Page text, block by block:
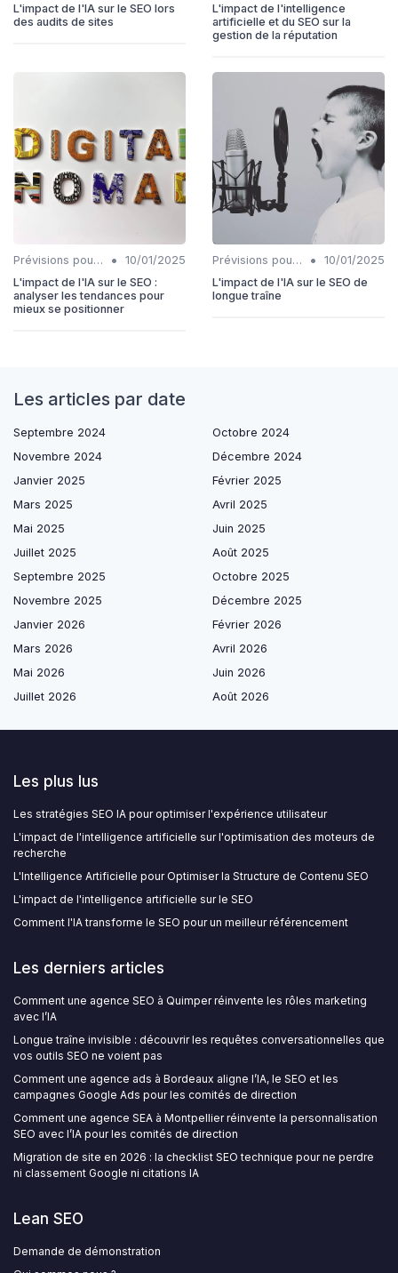
L'impact de l'IA sur le SEO lors
des audits de sites
L'impact de l'intelligence
artificielle et du SEO sur la
gestion de la réputation
Prévisions pour l'intégration IA et SEO •
10/01/2025
L'impact de l'IA sur le SEO :
analyser les tendances pour
mieux se positionner
Prévisions pour l'intégration IA et SEO •
10/01/2025
L'impact de l'IA sur le SEO de
longue traîne
Les articles par date
Septembre 2024
Octobre 2024
Novembre 2024
Décembre 2024
Janvier 2025
Février 2025
Mars 2025
Avril 2025
Mai 2025
Juin 2025
Juillet 2025
Août 2025
Septembre 2025
Octobre 2025
Novembre 2025
Décembre 2025
Janvier 2026
Février 2026
Mars 2026
Avril 2026
Mai 2026
Juin 2026
Juillet 2026
Août 2026
Les plus lus
Les stratégies SEO IA pour optimiser l'expérience utilisateur
L'impact de l'intelligence artificielle sur l'optimisation des moteurs de
recherche
L'Intelligence Artificielle pour Optimiser la Structure de Contenu SEO
L'impact de l'intelligence artificielle sur le SEO
Comment l'IA transforme le SEO pour un meilleur référencement
Les derniers articles
Comment une agence SEO à Quimper réinvente les rôles marketing
avec l’IA
Longue traîne invisible : découvrir les requêtes conversationnelles que
vos outils SEO ne voient pas
Comment une agence ads à Bordeaux aligne l’IA, le SEO et les
campagnes Google Ads pour les comités de direction
Comment une agence SEA à Montpellier réinvente la personnalisation
SEO avec l’IA pour les comités de direction
Migration de site en 2026 : la checklist SEO technique pour ne perdre
ni classement Google ni citations IA
Lean SEO
Demande de démonstration